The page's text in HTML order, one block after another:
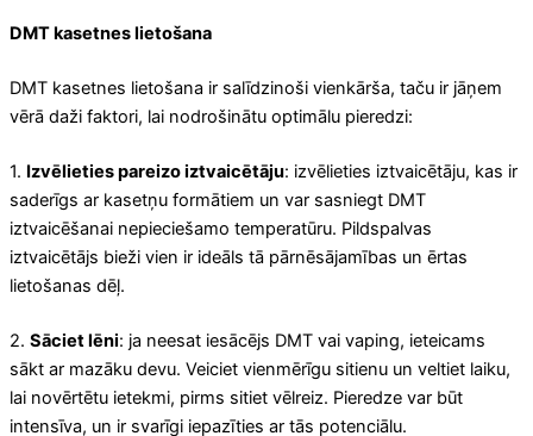
DMT kasetnes lietošana
DMT kasetnes lietošana ir salīdzinoši vienkārša, taču ir jāņem
vērā daži faktori, lai nodrošinātu optimālu pieredzi:
1. Izvēlieties pareizo iztvaicētāju: izvēlieties iztvaicētāju, kas ir
saderīgs ar kasetņu formātiem un var sasniegt DMT
iztvaicēšanai nepieciešamo temperatūru. Pildspalvas
iztvaicētājs bieži vien ir ideāls tā pārnēsājamības un ērtas
lietošanas dēļ.
2. Sāciet lēni: ja neesat iesācējs DMT vai vaping, ieteicams
sākt ar mazāku devu. Veiciet vienmērīgu sitienu un veltiet laiku,
lai novērtētu ietekmi, pirms sitiet vēlreiz. Pieredze var būt
intensīva, un ir svarīgi iepazīties ar tās potenciālu.